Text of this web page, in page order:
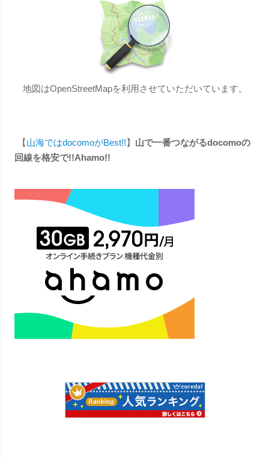
地図はOpenStreetMapを利用させていただいています。
【山海ではdocomoがBest!!】 山で一番つながるdocomoの
回線を格安で!!Ahamo!!